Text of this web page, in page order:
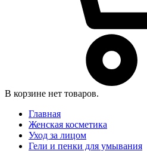
В корзине нет товаров.
Главная
Женская косметика
Уход за лицом
Гели и пенки для умывания